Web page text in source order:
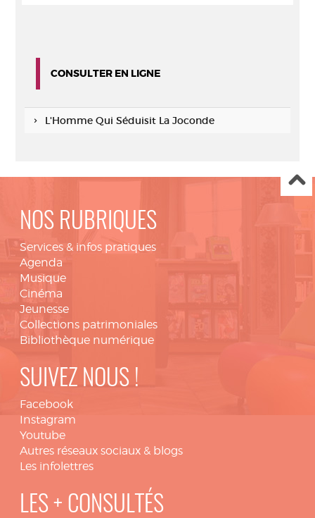
CONSULTER EN LIGNE
L'Homme Qui Séduisit La Joconde
NOS RUBRIQUES
Services & infos pratiques
Agenda
Musique
Cinéma
Jeunesse
Collections patrimoniales
Bibliothèque numérique
SUIVEZ NOUS !
Facebook
Instagram
Youtube
Autres réseaux sociaux & blogs
Les infolettres
LES + CONSULTÉS